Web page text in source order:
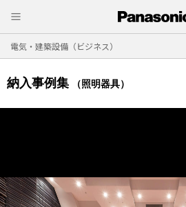
電気・建築設備（ビジネス）
納入事例集 （照明器具）